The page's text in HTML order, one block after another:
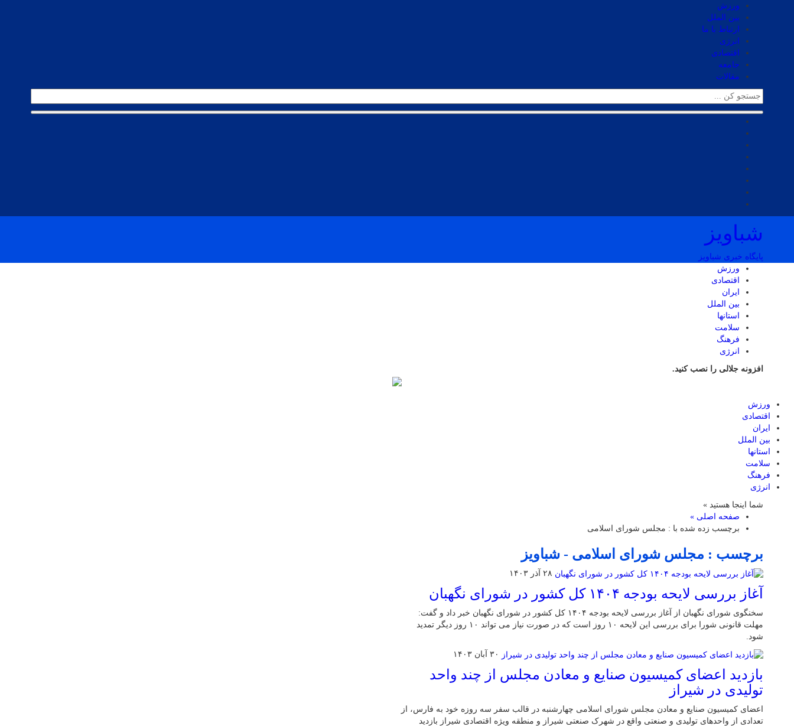
ورزش
بین الملل
ارتباط با ما
انرژی
اقتصادی
جامعه
مقالات
شباویز
پایگاه خبری شباویز
ورزش
اقتصادی
ایران
بین الملل
استانها
سلامت
فرهنگ
انرژی
افزونه جلالی را نصب کنید.
ورزش
اقتصادی
ایران
بین الملل
استانها
سلامت
فرهنگ
انرژی
شما اینجا هستید »
صفحه اصلی »
برچسب زده شده با : مجلس شورای اسلامی
برچسب : مجلس شورای اسلامی - شباویز
۲۸ آذر ۱۴۰۳
آغاز بررسی لایحه بودجه ۱۴۰۴ کل کشور در شورای نگهبان
سخنگوی شورای نگهبان از آغاز بررسی لایحه بودجه ۱۴۰۴ کل کشور در شورای نگهبان خبر داد و گفت:
مهلت قانونی شورا برای بررسی این لایحه ۱۰ روز است که در صورت نیاز می تواند ۱۰ روز دیگر تمدید
شود.
۳۰ آبان ۱۴۰۳
بازدید اعضای کمیسیون صنایع و معادن مجلس از چند واحد
تولیدی در شیراز
اعضای کمیسیون صنایع و معادن مجلس شورای اسلامی چهارشنبه در قالب سفر سه روزه خود به فارس، از
تعدادی از واحدهای تولیدی و صنعتی واقع در شهرک صنعتی شیراز و منطقه ویژه اقتصادی شیراز بازدید